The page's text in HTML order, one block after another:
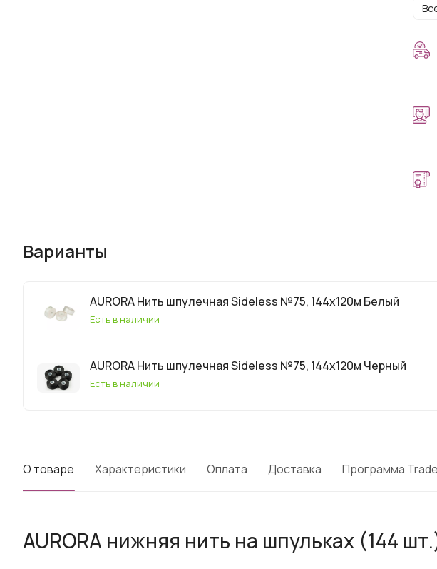
Варианты
AURORA Нить шпулечная Sideless №75, 144х120м Белый
Есть в наличии
AURORA Нить шпулечная Sideless №75, 144х120м Черный
Есть в наличии
О товаре Характеристики Оплата Доставка Программа
AURORA нижняя нить на шпульках (144